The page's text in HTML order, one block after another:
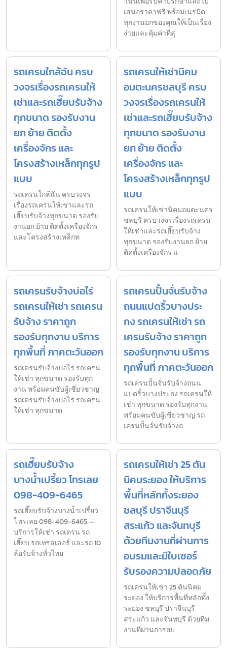
เสนอราคาฟรี พร้อมเนรมิต
ทุกงานยกของคุณให้เป็นเรื่อง
ง่ายและคุ้มค่าที่สุ
รถเครนใกล้ฉัน ครบ
วงจรเรื่องรถเครนให้
เช่าและรถเฮี๊ยบรับจ้าง
ทุกขนาด รองรับงาน
ยก ย้าย ติดตั้ง
เครื่องจักร และ
โครงสร้างเหล็กทุกรูป
แบบ
รถเครนใกล้ฉัน ครบวงจร
เรื่องรถเครนให้เช่าและรถ
เฮี๊ยบรับจ้างทุกขนาด รองรับ
งานยก ย้าย ติดตั้งเครื่องจักร
และโครงสร้างเหล็กท
รถเครนให้เช่านิคม
อมตะนครชลบุรี ครบ
วงจรเรื่องรถเครนให้
เช่าและรถเฮี๊ยบรับจ้าง
ทุกขนาด รองรับงาน
ยก ย้าย ติดตั้ง
เครื่องจักร และ
โครงสร้างเหล็กทุกรูป
แบบ
รถเครนให้เช่านิคมอมตะนคร
ชลบุรี ครบวงจรเรื่องรถเครน
ให้เช่าและรถเฮี๊ยบรับจ้าง
ทุกขนาด รองรับงานยก ย้าย
ติดตั้งเครื่องจักร แ
รถเครนรับจ้างบ่อไร่
รถเครนให้เช่า รถเครน
รับจ้าง ราคาถูก
รองรับทุกงาน บริการ
ทุกพื้นที่ ภาคตะวันออก
รถเครนรับจ้างบ่อไร่ รถเครน
ให้เช่า ทุกขนาด รองรับทุก
งาน พร้อมคนขับผู้เชี่ยวชาญ
รถเครนรับจ้างบ่อไร่ รถเครน
ให้เช่า ทุกขนาด
รถเครนปั้นจั่นรับจ้าง
ถนนแปดริ้วบางประ
กง รถเครนให้เช่า รถ
เครนรับจ้าง ราคาถูก
รองรับทุกงาน บริการ
ทุกพื้นที่ ภาคตะวันออก
รถเครนปั้นจั่นรับจ้างถนน
แปดริ้วบางประกง รถเครนให้
เช่า ทุกขนาด รองรับทุกงาน
พร้อมคนขับผู้เชี่ยวชาญ รถ
เครนปั้นจั่นรับจ้างถ
รถเฮี๊ยบรับจ้าง
บางน้ำเปรี้ยว โทรเลย
098-409-6465
รถเฮี๊ยบรับจ้างบางน้ำเปรี้ยว
โทรเลย 098-409-6465 —
บริการให้เช่า รถเครน รถ
เฮี๊ยบ รถเทรลเลอร์ และรถ 10
ล้อรับจ้างทั่วไทย
รถเครนให้เช่า 25 ตัน
นิคมระยอง ให้บริการ
พื้นที่หลักทั้งระยอง
ชลบุรี ปราจีนบุรี
สระแก้ว และจันทบุรี
ด้วยทีมงานที่ผ่านการ
อบรมและมีใบเซอร์
รับรองความปลอดภัย
รถเครนให้เช่า 25 ตันนิคม
ระยอง ให้บริการพื้นที่หลักทั้ง
ระยอง ชลบุรี ปราจีนบุรี
สระแก้ว และจันทบุรี ด้วยทีม
งานที่ผ่านการอบ